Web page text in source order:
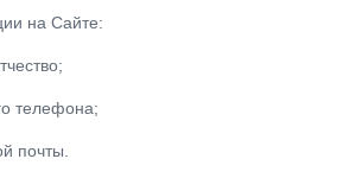
на Сайте:
телефона;
почты.